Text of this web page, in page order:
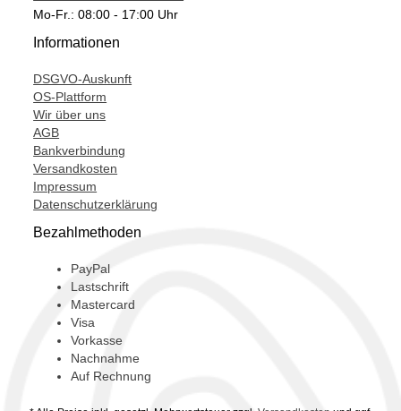
Mo-Fr.: 08:00 - 17:00 Uhr
Informationen
DSGVO-Auskunft
OS-Plattform
Wir über uns
AGB
Bankverbindung
Versandkosten
Impressum
Datenschutzerklärung
Bezahlmethoden
PayPal
Lastschrift
Mastercard
Visa
Vorkasse
Nachnahme
Auf Rechnung